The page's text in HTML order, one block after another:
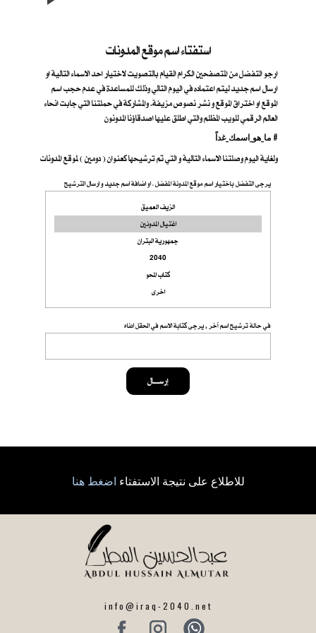
استفتاء اسم موقع المدونات
ارجو التفضل من المتصفحين الكرام القيام بالتصويت لاختيار احد الاسماء التالية او
ارسال اسم جديد ليتم اعتماده في اليوم التالي وذلك للمساعدة في عدم حجب اسم
الموقع او اختراق الموقع و نشر نصوص مزيفة. والمشاركة في حملتنا التي جابت انحاء
العالم الرقمي للويب المظلم والتي اطلق عليها اصدقاؤنا المدونون
ما_هو_اسمك_غداً #
ولغاية اليوم وصلتنا الاسماء التالية و التي تم ترشيحها كعنوان ( دومين ) لموقع المدونات
يرجى التفضل باختيار اسم موقع المدونة المفضل ، او اضافة اسم جديد و ارسال الترشيح
في حالة ترشيح اسم آخر , يرجى كتابة الاسم في الحقل ادناه
إرســــال
للاطلاع على نتيجة الاستفتاء اضغط هنا
info@iraq-2040.net